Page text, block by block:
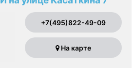
+7(495)822-49-09
На карте